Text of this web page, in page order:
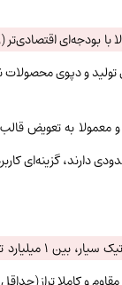
(زیر ۲۰۰ میلیون تومان)
و معمولا به تعویض
دارند، گزینه‌ای
تومان متغیر است.